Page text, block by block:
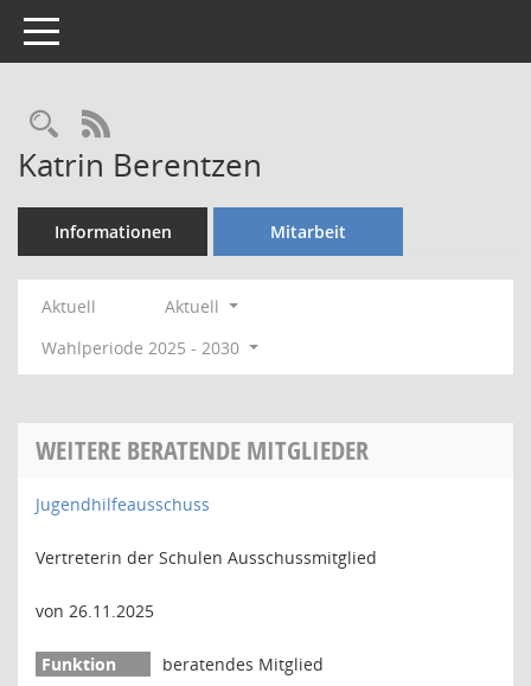
Toggle navigation
Rechercheauswahl
RSS-Feed
Katrin Berentzen
Informationen Mitarbeit
Aktuell
Aktuell
Wahlperiode 2025 - 2030
WEITERE BERATENDE MITGLIEDER
Jugendhilfeausschuss
Vertreterin der Schulen Ausschussmitglied
von 26.11.2025
beratendes Mitglied